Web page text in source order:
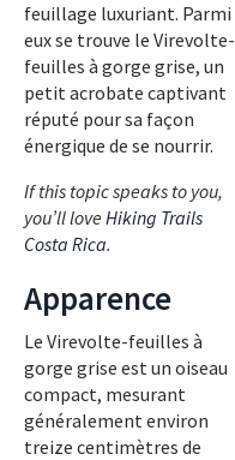
feuillage luxuriant. Parmi
eux se trouve le Virevolte-
feuilles à gorge grise, un
petit acrobate captivant
réputé pour sa façon
énergique de se nourrir.
If this topic speaks to you,
you’ll love Hiking Trails
Costa Rica.
Apparence
Le Virevolte-feuilles à
gorge grise est un oiseau
compact, mesurant
généralement environ
treize centimètres de